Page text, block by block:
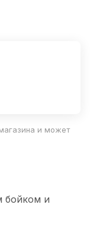
и может
бойком и